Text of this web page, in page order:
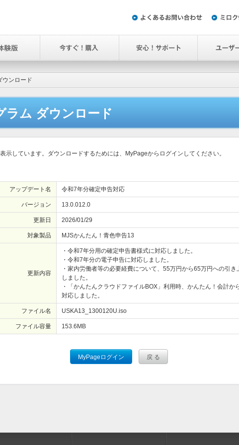
ウンロード
ラム ダウンロード
示しています。ダウンロードするためには、MyPageからログインしてください。
アップデート名 令和7年分確定申告対応
バージョン 13.0.012.0
更新日 2026/01/29
対象製品 MJSかんたん！青色申告13
更新内容
・令和7年分用の確定申告書様式に対応しました。
・令和7年分の電子申告に対応しました。
・家内労働者等の必要経費について、55万円から65万円への引き
しました。
・「かんたんクラウドファイルBOX」利用時、かんたん！会計か
対応しました。
ファイル名 USKA13_1300120U.iso
ファイル容量 153.6 MB